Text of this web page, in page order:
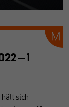
‒ 1
hält sich